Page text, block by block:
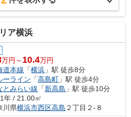
ア横浜
万円～ 10.4万円
道本線 「横浜 」駅 徒歩8分
ーライン 「高島町 」駅 徒歩4分
とみらい線 「新高島 」駅 徒歩10分
年 / 21.00㎡
川県横浜市西区高島 ２丁目２-８